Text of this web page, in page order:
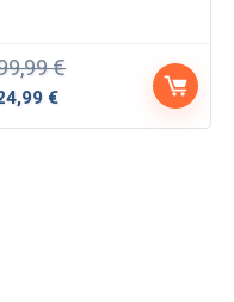
€
€Aktueller